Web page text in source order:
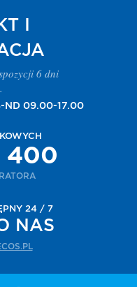
I
6 dni
ND 09.00-17.00
400
24 / 7
NAS